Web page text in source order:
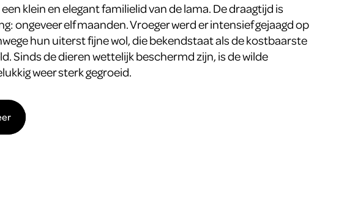
klein en elegant familielid van de lama. De draagtijd is
ongeveer elf maanden. Vroeger werd er intensief gejaagd op
hun uiterst fijne wol, die bekendstaat als de kostbaarste
Sinds de dieren wettelijk beschermd zijn, is de wilde
weer sterk gegroeid.